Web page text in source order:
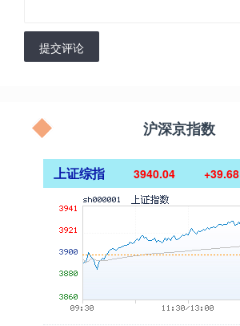
提交评论
沪深京指数
上证综指 3940.04 +39.68